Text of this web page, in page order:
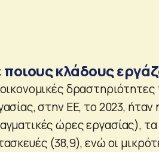
ποιους κλάδους
στην ΕΕ, το 2023, ήταν
ώρες εργασίας), τα
(38,9), ενώ οι